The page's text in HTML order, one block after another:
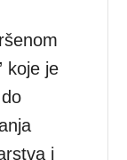
koje je
i